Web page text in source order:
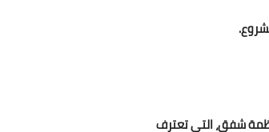
شفق، التي تعترف